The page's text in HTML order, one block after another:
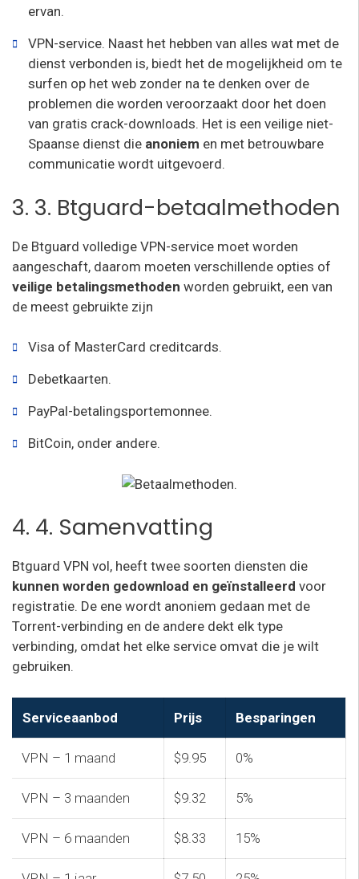
ervan.
VPN-service. Naast het hebben van alles wat met de
dienst verbonden is, biedt het de mogelijkheid om te
surfen op het web zonder na te denken over de
problemen die worden veroorzaakt door het doen
van gratis crack-downloads. Het is een veilige niet-
Spaanse dienst die anoniem en met betrouwbare
communicatie wordt uitgevoerd.
3. 3. Btguard-betaalmethoden
De Btguard volledige VPN-service moet worden
aangeschaft, daarom moeten verschillende opties of
veilige betalingsmethoden worden gebruikt, een van
de meest gebruikte zijn
Visa of MasterCard creditcards.
Debetkaarten.
PayPal-betalingsportemonnee.
BitCoin, onder andere.
4. 4. Samenvatting
Btguard VPN vol, heeft twee soorten diensten die
kunnen worden gedownload en geïnstalleerd voor
registratie. De ene wordt anoniem gedaan met de
Torrent-verbinding en de andere dekt elk type
verbinding, omdat het elke service omvat die je wilt
gebruiken.
Serviceaanbod Prijs Besparingen
VPN – 1 maand $9.95 0%
VPN – 3 maanden $9.32 5%
VPN – 6 maanden $8.33 15%